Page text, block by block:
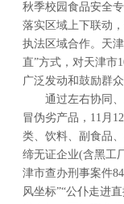
秋季校园食品安全
落实区域上下联动
执法区域合作。天
直”方式，对天津市
广泛发动和鼓励群
通过左右协同
冒伪劣产品，11月
类、饮料、副食品
缔无证企业(含黑工
津市查办刑事案件
风坐标”“公仆走进